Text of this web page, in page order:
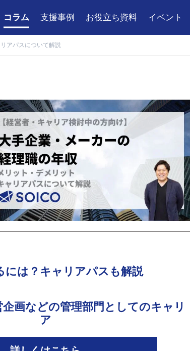
コラム 支援事例 お役立ち資料 イベント
アパスについて解説
には？キャリアパスも解説
画などの管理部門としてのキャリ
ア